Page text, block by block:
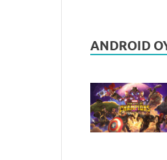
ANDROID